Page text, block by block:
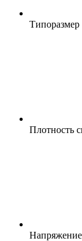
Типоразмер
Плотность